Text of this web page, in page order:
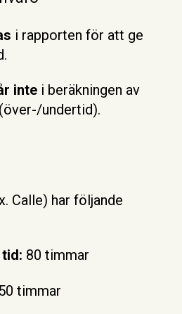
i rapporten för att ge
inte i beräkningen av
undertid).
Calle) har följande
80 timmar
50 timmar